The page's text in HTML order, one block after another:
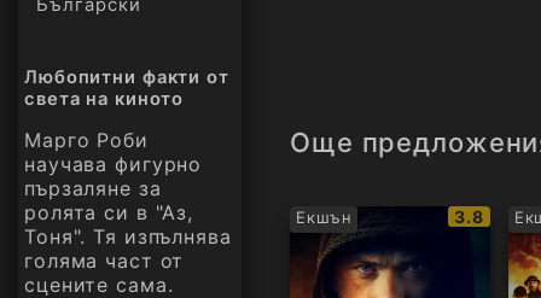
Български
Любопитни факти от
света на киното
Марго Роби
научава фигурно
пързаляне за
ролята си в "Аз,
Тоня". Тя изпълнява
голяма част от
сцените сама.
Още
Екшън
IMDb
рейтинг:
3.8